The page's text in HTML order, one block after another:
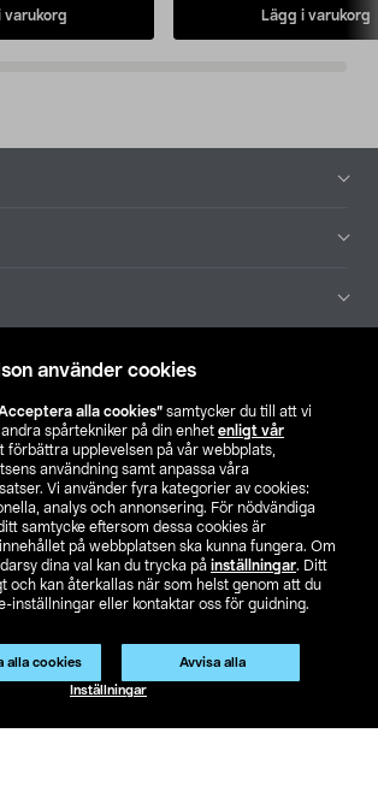
använder cookies
alla cookies” samtycker du till att vi
spårtekniker på din enhet enligt vår
förbättra upplevelsen på vår webbplats,
användning samt anpassa våra
Vi använder fyra kategorier av cookies:
analys och annonsering. För nödvändiga
samtycke eftersom dessa cookies är
på webbplatsen ska kunna fungera. Om
dina val kan du trycka på inställningar. Ditt
och kan återkallas när som helst genom att du
inställningar eller kontaktar oss för guidning.
alla cookies Avvisa alla
Inställningar
varukorg Lägg i varukorg
Hitta butik
SE NO FI
statement Klubbvillkor